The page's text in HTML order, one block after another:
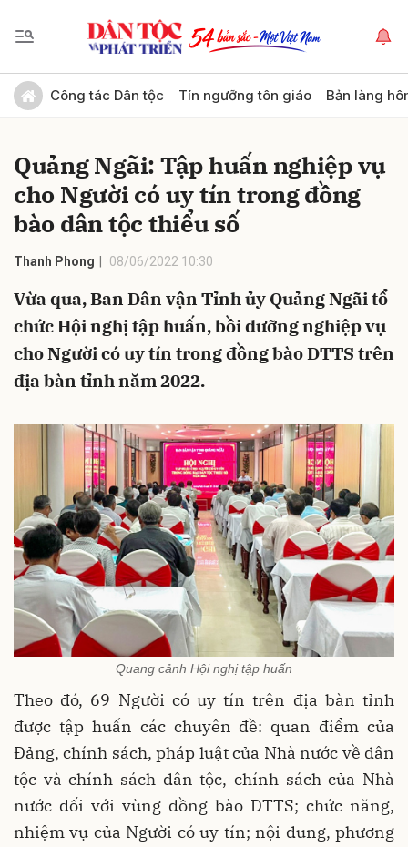
Công tác Dân tộc Tín ngưỡng tôn giáo Bản làng
Quảng Ngãi: Tập huấn nghiệp vụ
cho Người có uy tín trong đồng
bào dân tộc thiểu số
Thanh Phong 08/06/2022 10:30
Vừa qua, Ban Dân vận Tỉnh ủy Quảng Ngãi tổ
chức Hội nghị tập huấn, bồi dưỡng nghiệp vụ
cho Người có uy tín trong đồng bào DTTS trên
địa bàn tỉnh năm 2022.
Quang cảnh Hội nghị tập huấn
Theo đó, 69 Người có uy tín trên địa bàn tỉnh
được tập huấn các chuyên đề: quan điểm của
Đảng, chính sách, pháp luật của Nhà nước về dân
tộc và chính sách dân tộc, chính sách của Nhà
nước đối với vùng đồng bào DTTS; chức năng,
nhiệm vụ của Người có uy tín; nội dung, phương
Gửi bình luận